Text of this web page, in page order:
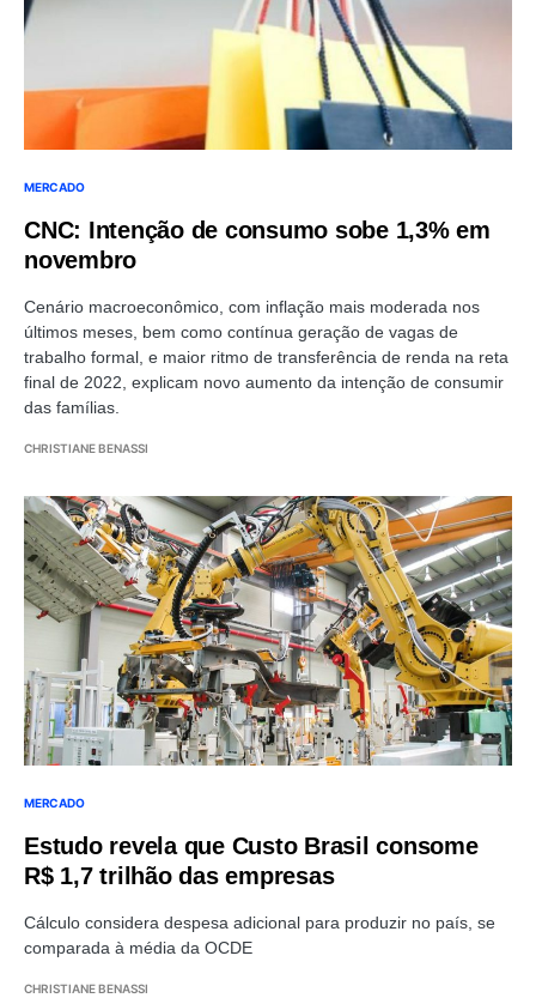
MERCADO
CNC: Intenção de consumo sobe 1,3% em
novembro
Cenário macroeconômico, com inflação mais moderada nos
últimos meses, bem como contínua geração de vagas de
trabalho formal, e maior ritmo de transferência de renda na reta
final de 2022, explicam novo aumento da intenção de consumir
das famílias.
CHRISTIANE BENASSI
MERCADO
Estudo revela que Custo Brasil consome
R$ 1,7 trilhão das empresas
Cálculo considera despesa adicional para produzir no país, se
comparada à média da OCDE
CHRISTIANE BENASSI